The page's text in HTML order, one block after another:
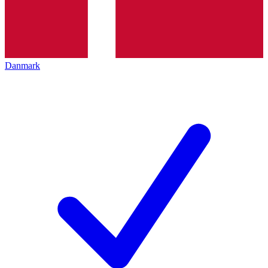
Danmark